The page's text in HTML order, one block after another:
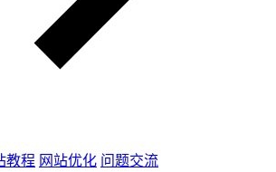
教程 网站优化 问题交流